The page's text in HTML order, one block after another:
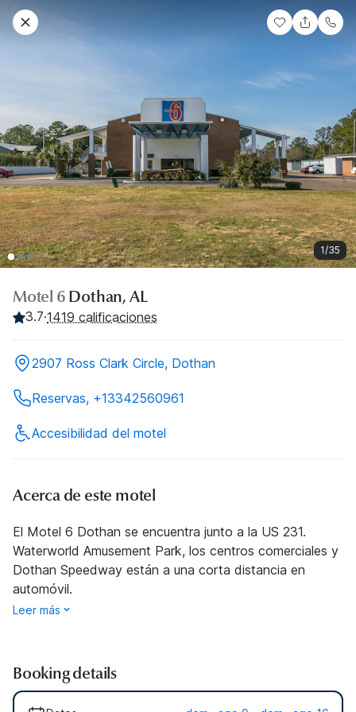
1/35
Motel 6 Dothan, AL
3.7·1419 calificaciones
2907 Ross Clark Circle, Dothan
Reservas, +13342560961
Accesibilidad del motel
Acerca de este motel
El Motel 6 Dothan se encuentra junto a la US 231.
Waterworld Amusement Park, los centros comerciales y
Dothan Speedway están a una corta distancia en
automóvil.
Leer más
Booking details